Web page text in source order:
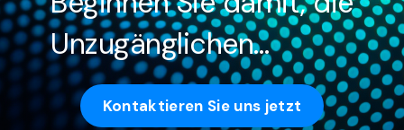
Unzugänglichen…
Kontaktieren Sie uns jetzt